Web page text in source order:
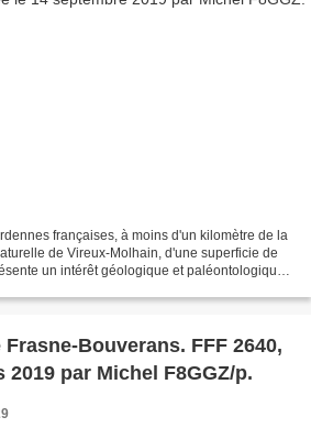
françaises, à moins d'un kilomètre de la
de Vireux-Molhain, d'une superficie de
un intérêt géologique et paléontologique
Bouverans. FFF 2640,
2019 par Michel F8GGZ/p.